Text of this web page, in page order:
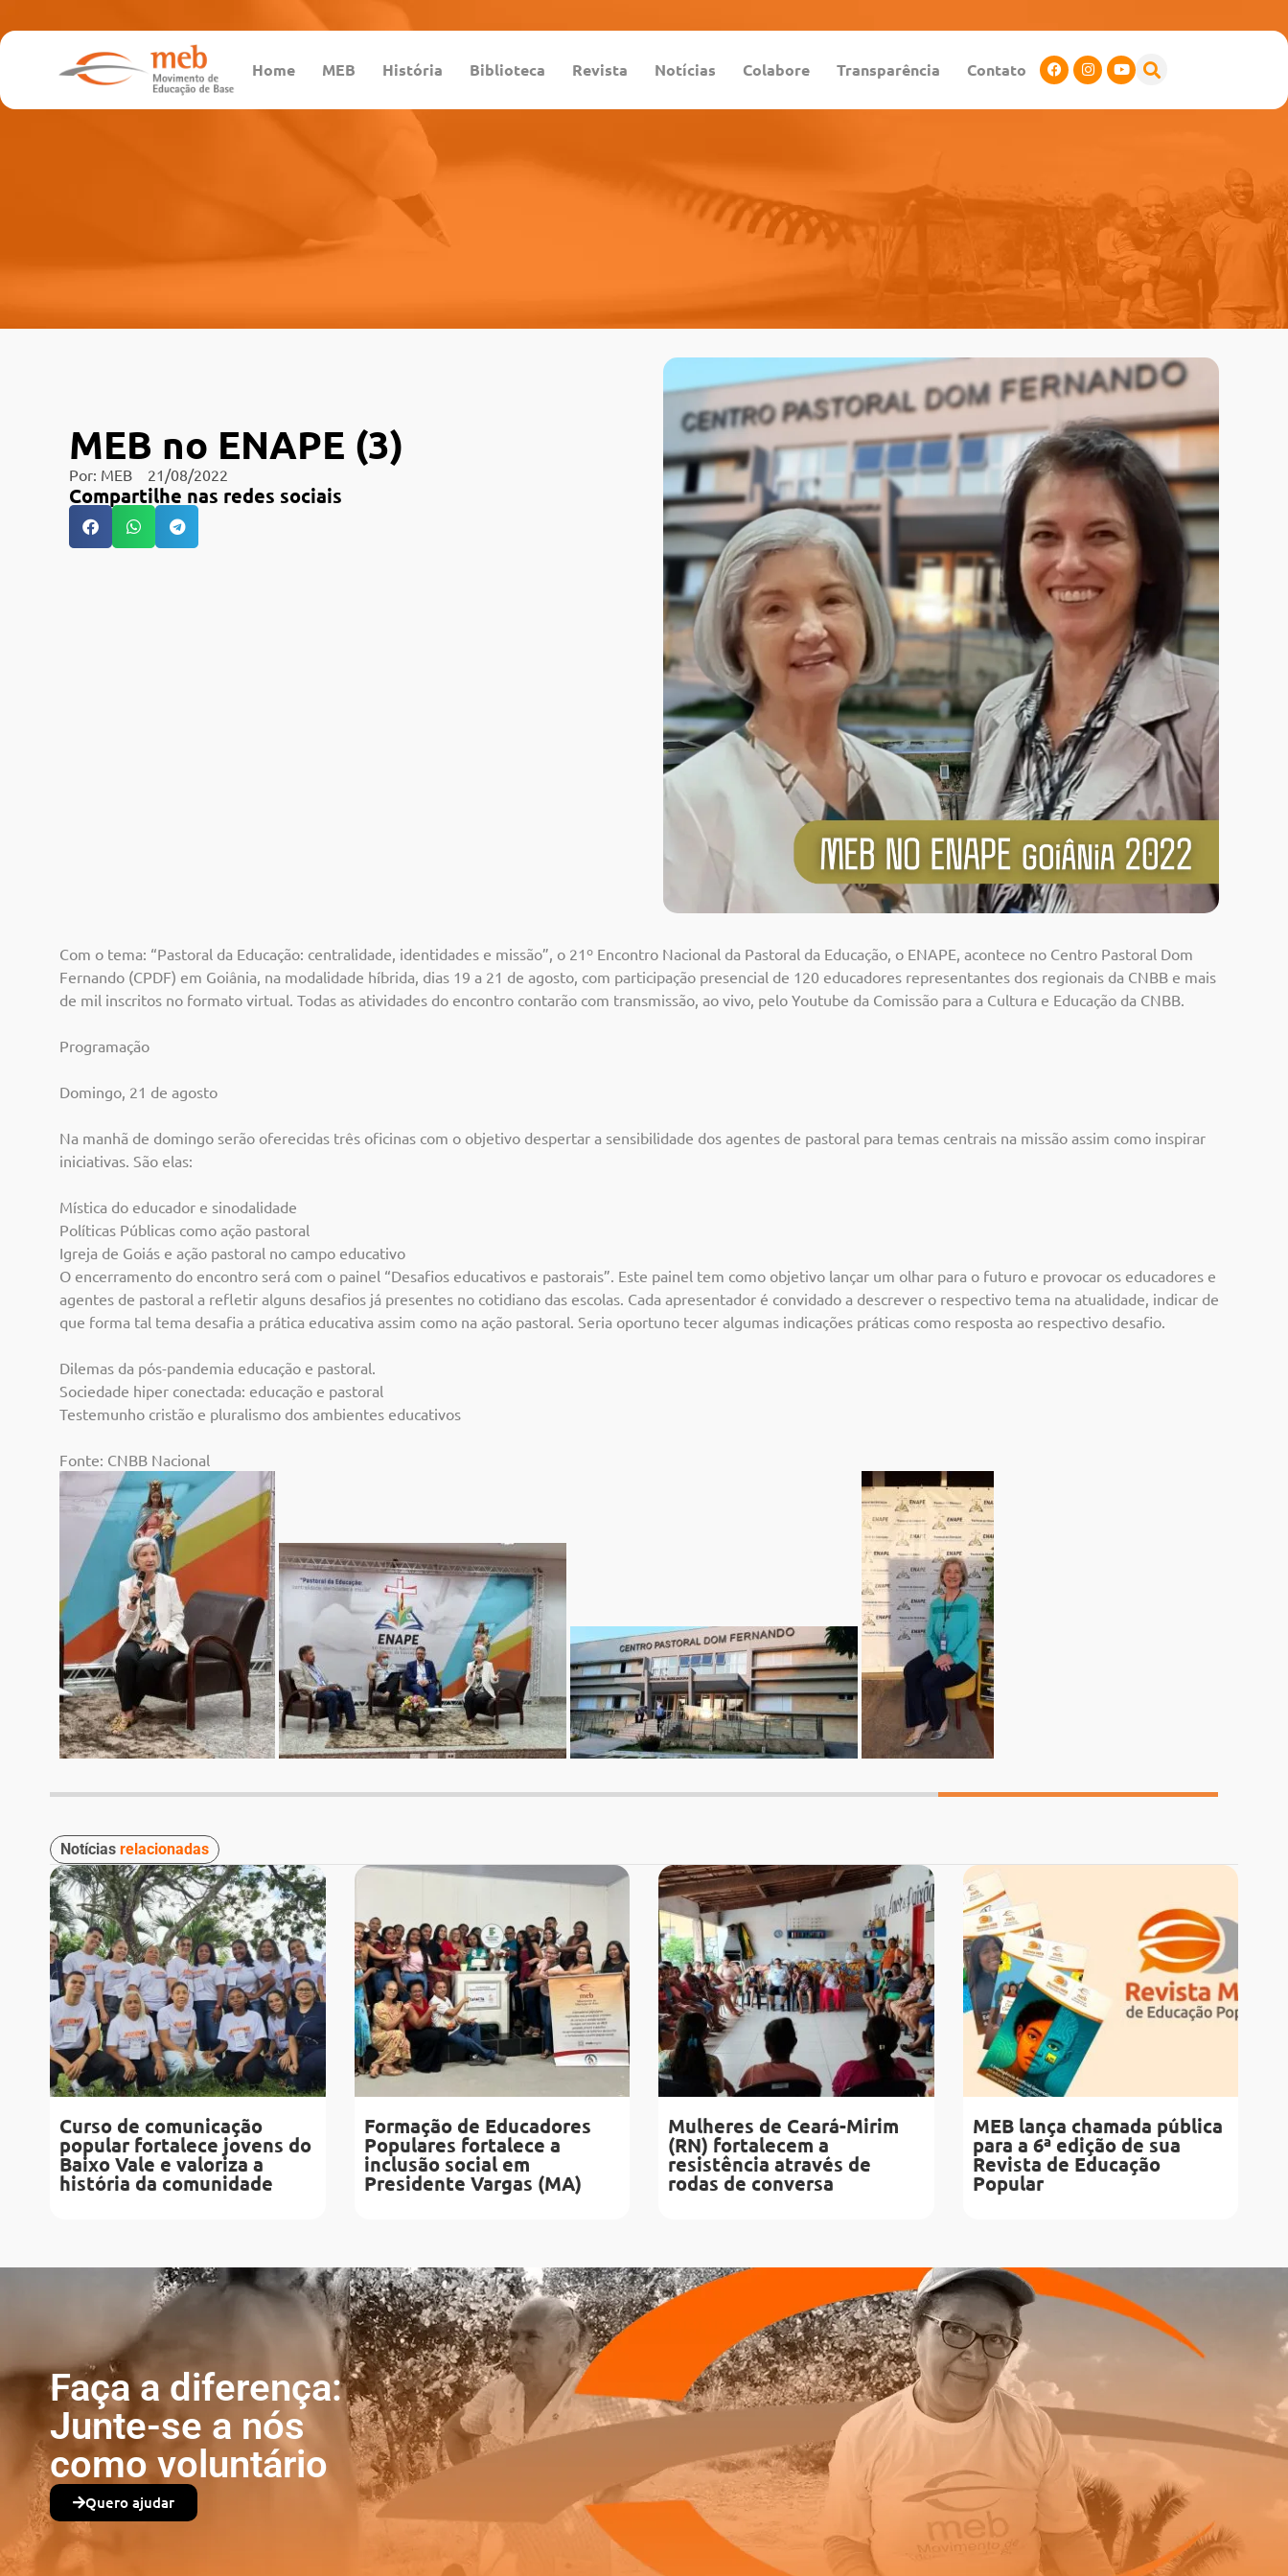
Home MEB História Biblioteca Revista Notícias Colabore Transparência Contato
MEB no ENAPE (3)
Por: MEB 21/08/2022
Compartilhe nas redes sociais
Com o tema: “Pastoral da Educação: centralidade, identidades e missão”, o 21º Encontro Nacional da Pastoral da Educação, o ENAPE, acontece no Centro Pastoral Dom
Fernando (CPDF) em Goiânia, na modalidade híbrida, dias 19 a 21 de agosto, com participação presencial de 120 educadores representantes dos regionais da CNBB e mais
de mil inscritos no formato virtual. Todas as atividades do encontro contarão com transmissão, ao vivo, pelo Youtube da Comissão para a Cultura e Educação da CNBB.
Programação
Domingo, 21 de agosto
Na manhã de domingo serão oferecidas três oficinas com o objetivo despertar a sensibilidade dos agentes de pastoral para temas centrais na missão assim como inspirar
iniciativas. São elas:
Mística do educador e sinodalidade
Políticas Públicas como ação pastoral
Igreja de Goiás e ação pastoral no campo educativo
O encerramento do encontro será com o painel “Desafios educativos e pastorais”. Este painel tem como objetivo lançar um olhar para o futuro e provocar os educadores e
agentes de pastoral a refletir alguns desafios já presentes no cotidiano das escolas. Cada apresentador é convidado a descrever o respectivo tema na atualidade, indicar de
que forma tal tema desafia a prática educativa assim como na ação pastoral. Seria oportuno tecer algumas indicações práticas como resposta ao respectivo desafio.
Dilemas da pós-pandemia educação e pastoral.
Sociedade hiper conectada: educação e pastoral
Testemunho cristão e pluralismo dos ambientes educativos
Fonte: CNBB Nacional
Notícias relacionadas
Curso de comunicação
popular fortalece jovens do
Baixo Vale e valoriza a
história da comunidade
Formação de Educadores
Populares fortalece a
inclusão social em
Presidente Vargas (MA)
Mulheres de Ceará-Mirim
(RN) fortalecem a
resistência através de
rodas de conversa
MEB lança chamada pública
para a 6ª edição de sua
Revista de Educação
Popular
Faça a diferença:
Junte-se a nós
como voluntário
Quero ajudar